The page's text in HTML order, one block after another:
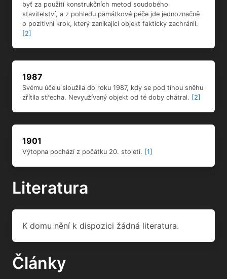
byť za použití konstrukčních metod soudobého
stavitelství, a z pohledu památkové péče jde jednoznačně
o pozitivní krok, který zanikající objekt fakticky zachránil.
[2]
1987
Svému účelu sloužila do roku 1987, kdy se pod tíhou sněhu
zřítila střecha. Nevyužívaný objekt od té doby chátral. [2]
1901
Výtopna pochází z počátku 20. století. [1]
Literatura
K domu nění k dispozici žádná literatura.
Články